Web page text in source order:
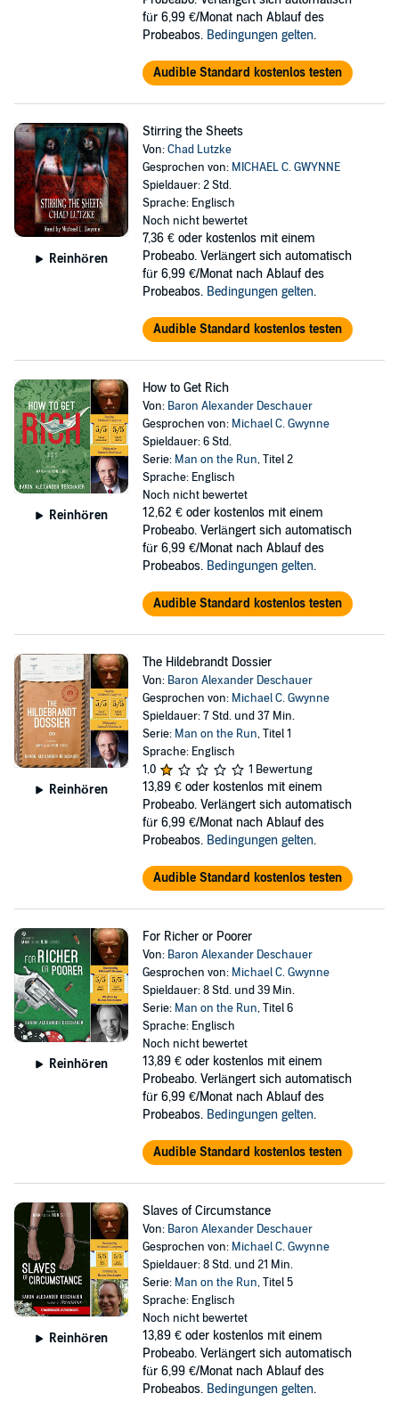
für 6,99 €/Monat nach Ablauf des
Probeabos. Bedingungen gelten.
Audible Standard kostenlos testen
Reinhören
Stirring the Sheets
Von:Chad Lutzke
Gesprochen von: MICHAEL C. GWYNNE
Spieldauer: 2 Std.
Sprache: Englisch
Noch nicht bewertet
7,36 € oder kostenlos mit einem
Probeabo. Verlängert sich automatisch
für 6,99 €/Monat nach Ablauf des
Probeabos. Bedingungen gelten.
Audible Standard kostenlos testen
Reinhören
How to Get Rich
Von: Baron Alexander Deschauer
Gesprochen von: Michael C. Gwynne
Spieldauer: 6 Std.
Serie: Man on the Run, Titel 2
Sprache: Englisch
Noch nicht bewertet
12,62 € oder kostenlos mit einem
Probeabo. Verlängert sich automatisch
für 6,99 €/Monat nach Ablauf des
Probeabos. Bedingungen gelten.
Audible Standard kostenlos testen
Reinhören
The Hildebrandt Dossier
Von: Baron Alexander Deschauer
Gesprochen von: Michael C. Gwynne
Spieldauer: 7 Std. und 37 Min.
Serie: Man on the Run, Titel 1
Sprache: Englisch
1,0
1 Bewertung
13,89 € oder kostenlos mit einem
Probeabo. Verlängert sich automatisch
für 6,99 €/Monat nach Ablauf des
Probeabos. Bedingungen gelten.
Audible Standard kostenlos testen
Reinhören
For Richer or Poorer
Von: Baron Alexander Deschauer
Gesprochen von: Michael C. Gwynne
Spieldauer: 8 Std. und 39 Min.
Serie: Man on the Run, Titel 6
Sprache: Englisch
Noch nicht bewertet
13,89 € oder kostenlos mit einem
Probeabo. Verlängert sich automatisch
für 6,99 €/Monat nach Ablauf des
Probeabos. Bedingungen gelten.
Audible Standard kostenlos testen
Reinhören
Slaves of Circumstance
Von: Baron Alexander Deschauer
Gesprochen von: Michael C. Gwynne
Spieldauer: 8 Std. und 21 Min.
Serie: Man on the Run, Titel 5
Sprache: Englisch
Noch nicht bewertet
13,89 € oder kostenlos mit einem
Probeabo. Verlängert sich automatisch
für 6,99 €/Monat nach Ablauf des
Probeabos. Bedingungen gelten.